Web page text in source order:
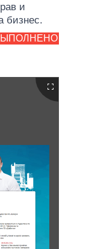
и
бизнес.